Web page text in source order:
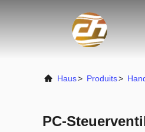
Haus> Produits>
PC-